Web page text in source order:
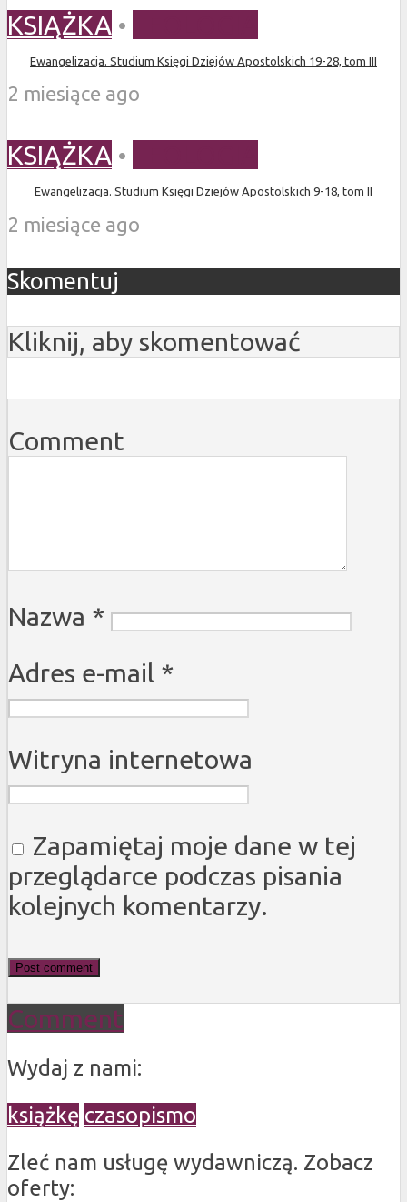
KSIĄŻKA •
Ewangelizacja. Studium Księgi Dziejów Apostolskich 19-28, tom III
2 miesiące ago
KSIĄŻKA •
Ewangelizacja. Studium Księgi Dziejów Apostolskich 9-18, tom II
2 miesiące ago
Skomentuj
Kliknij, aby skomentować
Comment
Nazwa *
Adres e-mail *
Witryna internetowa
Zapamiętaj moje dane w tej
przeglądarce podczas pisania
kolejnych komentarzy.
Comment
Wydaj z nami:
książkę czasopismo
Zleć nam usługę wydawniczą. Zobacz
oferty: